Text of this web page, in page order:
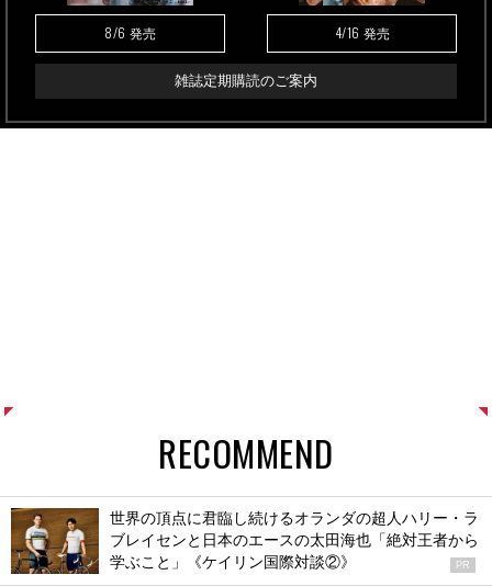
8/6 発売 4/16 発売
雑誌定期購読のご案内
RECOMMEND
世界の頂点に君臨し続けるオランダの超人ハリー・ラ
ブレイセンと日本のエースの太田海也「絶対王者から
学ぶこと」《ケイリン国際対談②》
PR